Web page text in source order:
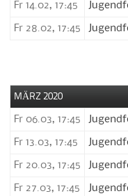
Fr 14.02, 17:45
Fr 28.02, 17:45
MÄRZ 2020
Fr 06.03, 17:45
Fr 13.03, 17:45
Fr 20.03, 17:45
Fr 27.03, 17:45